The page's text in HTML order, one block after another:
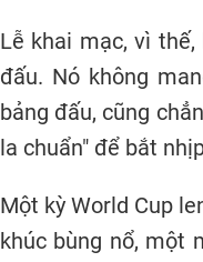
Lễ khai mạc, vì
đấu. Nó không
bảng đấu, cũng
la chuẩn" để bắt
Một kỳ World Cup
khúc bùng nổ, một